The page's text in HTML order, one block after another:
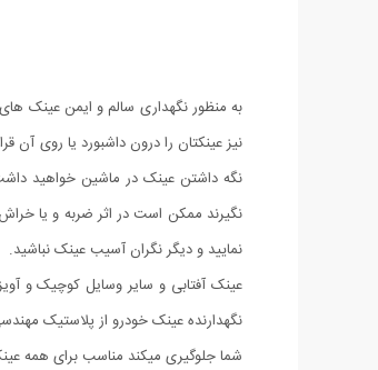
به منظور نگهداری سالم و ایمن عینک
نیز عینکتان را درون داشبورد یا روی
نگه داشتن عینک در ماشین خواهید
نگیرند ممکن است در اثر ضربه و یا خراش
نمایید و دیگر نگران آسیب عینک نباشید.
عینک آفتابی و سایر وسایل کوچیک و
شما جلوگیری میکند مناسب برای همه